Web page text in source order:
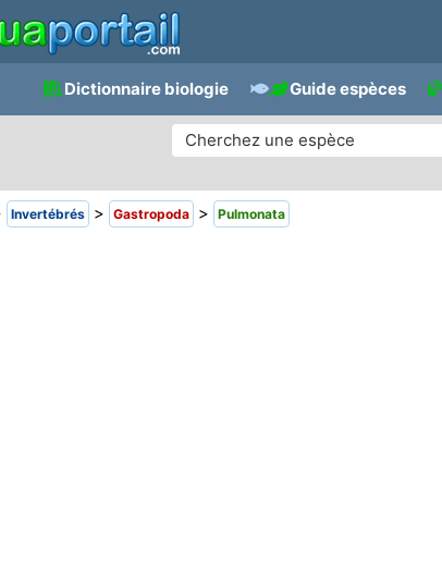
Dictionnaire biologie Guide espèces
Invertébrés > Gastropoda > Pulmonata